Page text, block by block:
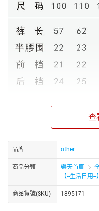
查
品牌 other
商品分類 樂天首頁
【--生活日用--】
商品貨號(SKU) 1895171